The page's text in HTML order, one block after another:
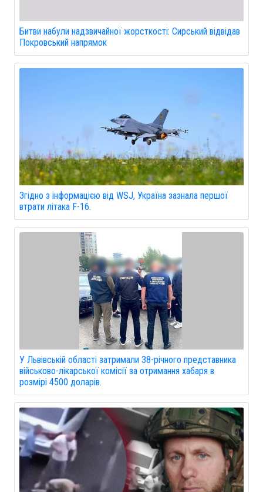
Битви набули надзвичайної жорсткості: Сирський відвідав
Покровський напрямок
Згідно з інформацією від WSJ, Україна зазнала першої
втрати літака F-16.
У Львівській області затримали 38-річного представника
військово-лікарської комісії за отримання хабаря в
розмірі 4500 доларів.